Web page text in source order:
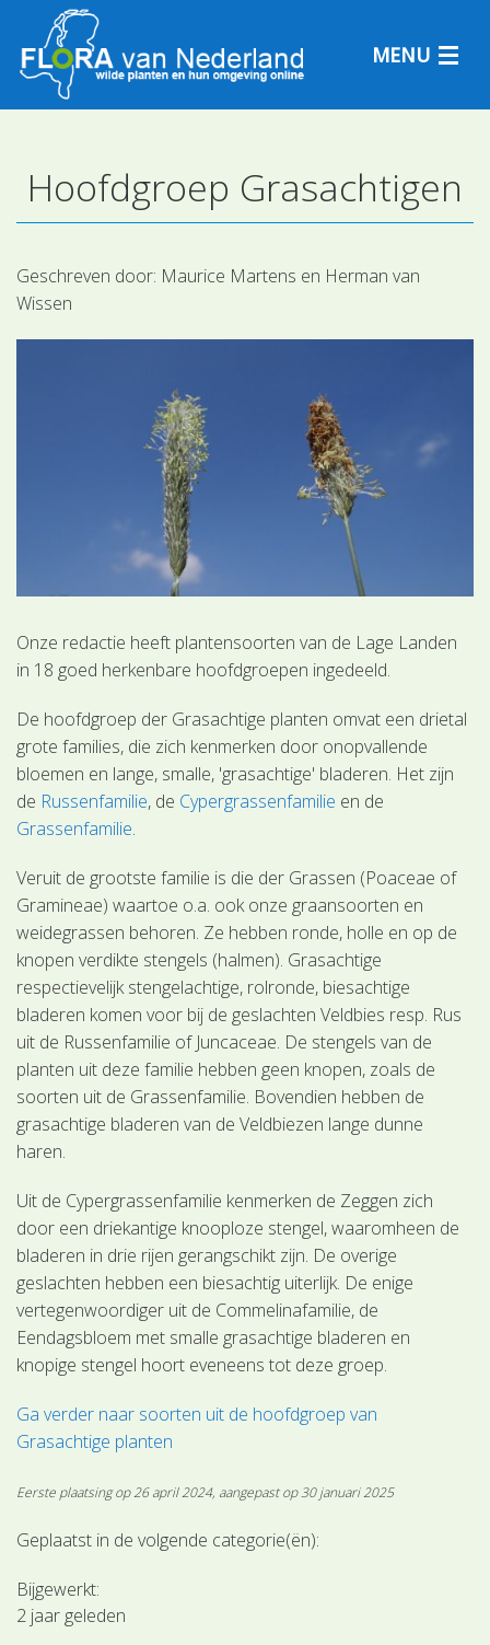
MENU
Plantensoorten
Plantengemeenschappen
Hoofdgroep Grasachtigen
Geschreven door: Maurice Martens en Herman van
Wissen
Onze redactie heeft plantensoorten van de Lage Landen
in 18 goed herkenbare hoofdgroepen ingedeeld.
De hoofdgroep der Grasachtige planten omvat een drietal
grote families, die zich kenmerken door onopvallende
bloemen en lange, smalle, 'grasachtige' bladeren. Het zijn
de Russenfamilie, de Cypergrassenfamilie en de
Grassenfamilie.
Veruit de grootste familie is die der Grassen (Poaceae of
Gramineae) waartoe o.a. ook onze graansoorten en
weidegrassen behoren. Ze hebben ronde, holle en op de
knopen verdikte stengels (halmen). Grasachtige
respectievelijk stengelachtige, rolronde, biesachtige
bladeren komen voor bij de geslachten Veldbies resp. Rus
uit de Russenfamilie of Juncaceae. De stengels van de
planten uit deze familie hebben geen knopen, zoals de
soorten uit de Grassenfamilie. Bovendien hebben de
grasachtige bladeren van de Veldbiezen lange dunne
haren.
Uit de Cypergrassenfamilie kenmerken de Zeggen zich
door een driekantige knooploze stengel, waaromheen de
bladeren in drie rijen gerangschikt zijn. De overige
geslachten hebben een biesachtig uiterlijk. De enige
vertegenwoordiger uit de Commelinafamilie, de
Eendagsbloem met smalle grasachtige bladeren en
knopige stengel hoort eveneens tot deze groep.
Ga verder naar soorten uit de hoofdgroep van
Grasachtige planten
Eerste plaatsing op 26 april 2024, aangepast op 30 januari 2025
Geplaatst in de volgende categorie(ën):
Bijgewerkt:
2 jaar geleden